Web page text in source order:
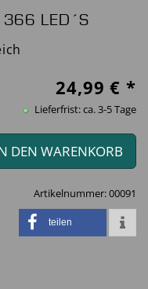
366 LED´S
24,99 € *
Lieferfrist: ca. 3-5 Tage
DEN WARENKORB
Artikelnummer:00091
teilen